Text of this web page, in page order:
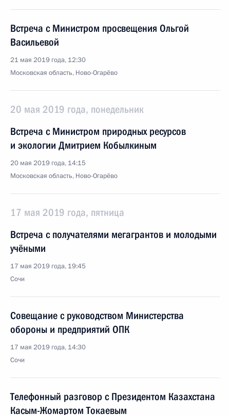
Встреча с Министром просвещения Ольгой
Васильевой
21 мая 2019 года, 12:30
Московская область, Ново-Огарёво
20 мая 2019 года, понедельник
Встреча с Министром природных ресурсов
и экологии Дмитрием Кобылкиным
20 мая 2019 года, 14:15
Московская область, Ново-Огарёво
17 мая 2019 года, пятница
Встреча с получателями мегагрантов и молодыми
учёными
17 мая 2019 года, 19:45
Сочи
Совещание с руководством Министерства
обороны и предприятий ОПК
17 мая 2019 года, 14:30
Сочи
Телефонный разговор с Президентом Казахстана
Касым-Жомартом Токаевым